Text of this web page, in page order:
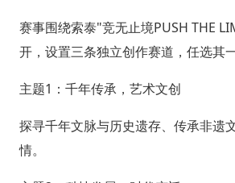
赛事围绕索泰"竞无止境PUSH THE
开，设置三条独立创作赛道，任选其
主题1：千年传承，艺术文创
探寻千年文脉与历史遗存、传承非遗
情。